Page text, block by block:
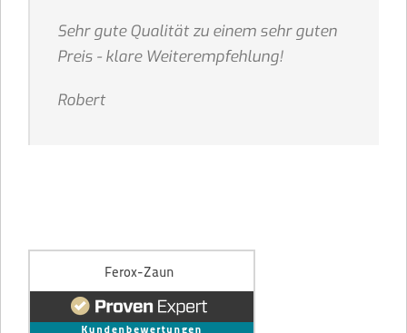
Sehr gute Qualität zu einem sehr guten
Preis - klare Weiterempfehlung!
Robert